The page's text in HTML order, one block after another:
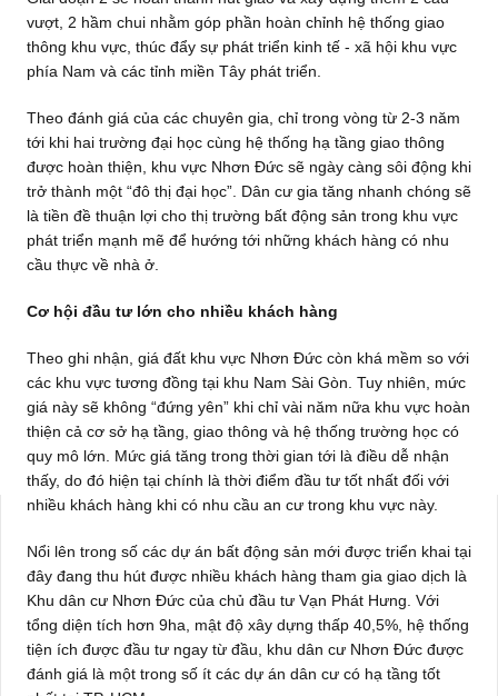
vượt, 2 hầm chui nhằm góp phần hoàn chỉnh hệ thống giao
thông khu vực, thúc đẩy sự phát triển kinh tế - xã hội khu vực
phía Nam và các tỉnh miền Tây phát triển.
Theo đánh giá của các chuyên gia, chỉ trong vòng từ 2-3 năm
tới khi hai trường đại học cùng hệ thống hạ tầng giao thông
được hoàn thiện, khu vực Nhơn Đức sẽ ngày càng sôi động khi
trở thành một “đô thị đại học”. Dân cư gia tăng nhanh chóng sẽ
là tiền đề thuận lợi cho thị trường bất động sản trong khu vực
phát triển mạnh mẽ để hướng tới những khách hàng có nhu
cầu thực về nhà ở.
Cơ hội đầu tư lớn cho nhiều khách hàng
Theo ghi nhận, giá đất khu vực Nhơn Đức còn khá mềm so với
các khu vực tương đồng tại khu Nam Sài Gòn. Tuy nhiên, mức
giá này sẽ không “đứng yên” khi chỉ vài năm nữa khu vực hoàn
thiện cả cơ sở hạ tầng, giao thông và hệ thống trường học có
quy mô lớn. Mức giá tăng trong thời gian tới là điều dễ nhận
thấy, do đó hiện tại chính là thời điểm đầu tư tốt nhất đối với
nhiều khách hàng khi có nhu cầu an cư trong khu vực này.
Nổi lên trong số các dự án bất động sản mới được triển khai tại
đây đang thu hút được nhiều khách hàng tham gia giao dịch là
Khu dân cư Nhơn Đức của chủ đầu tư Vạn Phát Hưng. Với
tổng diện tích hơn 9ha, mật độ xây dựng thấp 40,5%, hệ thống
tiện ích được đầu tư ngay từ đầu, khu dân cư Nhơn Đức được
đánh giá là một trong số ít các dự án dân cư có hạ tầng tốt